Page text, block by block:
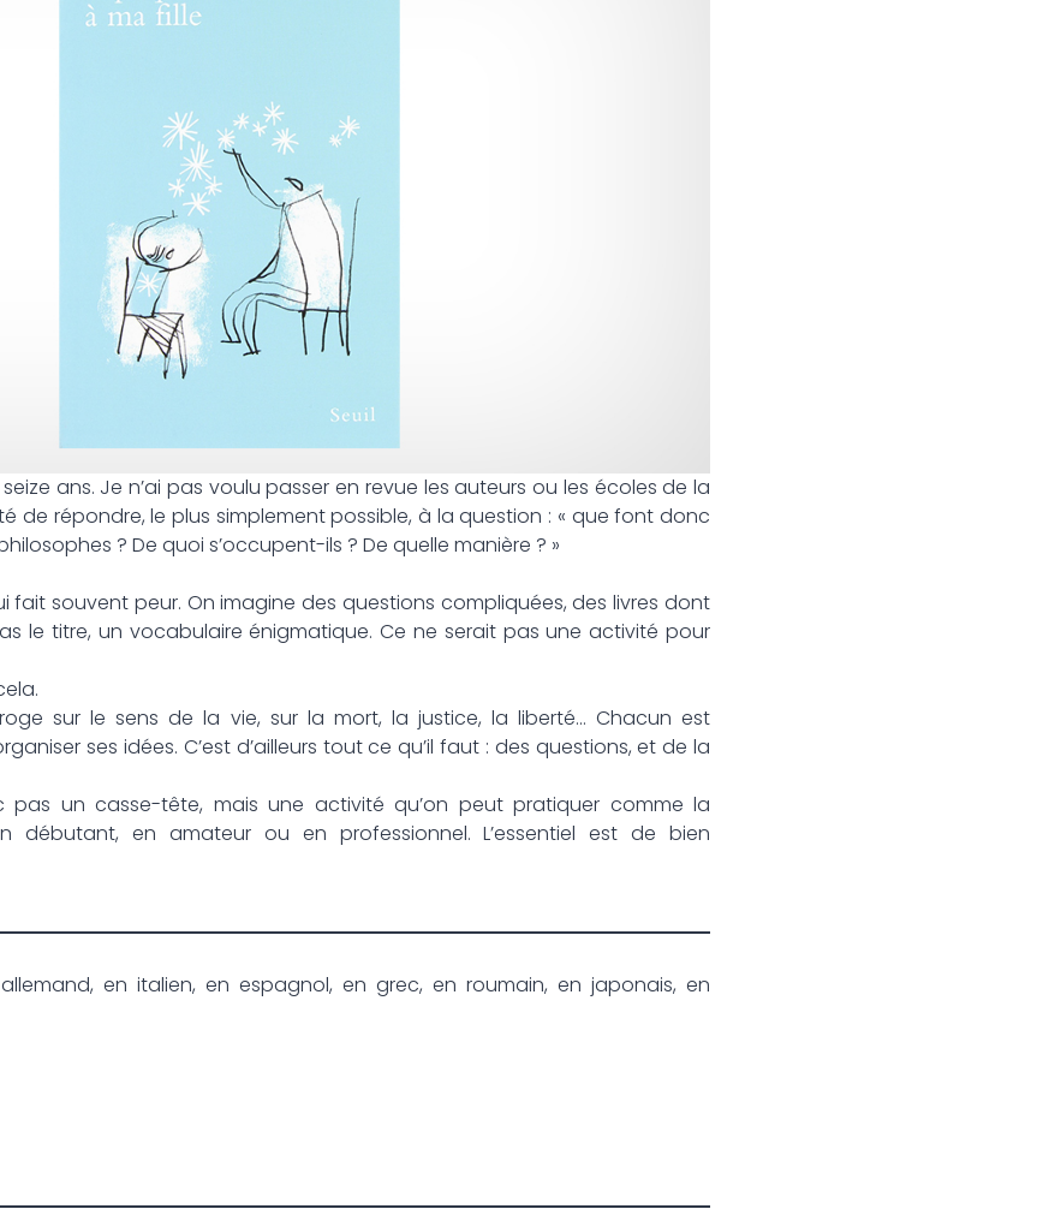
ans. Je n’ai pas voulu passer en revue les auteurs ou les écoles de la
de répondre, le plus simplement possible, à la question : « que font donc
? De quoi s’occupent-ils ? De quelle manière ? »
fait souvent peur. On imagine des questions compliquées, des livres dont
le titre, un vocabulaire énigmatique. Ce ne serait pas une activité pour
sur le sens de la vie, sur la mort, la justice, la liberté… Chacun est
ses idées. C’est d’ailleurs tout ce qu’il faut : des questions, et de la
pas un casse-tête, mais une activité qu’on peut pratiquer comme la
en amateur ou en professionnel. L’essentiel est de bien
en italien, en espagnol, en grec, en roumain, en japonais, en